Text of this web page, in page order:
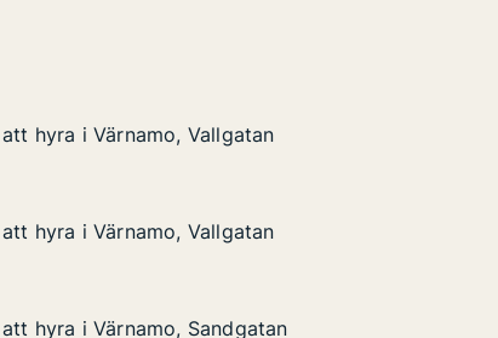
Vallgatan
hyra i Värnamo, Vallgatan
hyra i Värnamo, Vallgatan
Vallgatan
hyra i Värnamo, Vallgatan
hyra i Värnamo, Vallgatan
Sandgatan
hyra i Värnamo, Sandgatan
hyra i Värnamo, Sandgatan